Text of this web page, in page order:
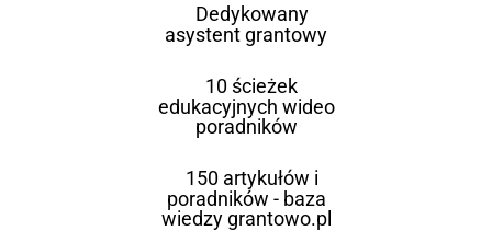
Dedykowany
asystent grantowy
10 ścieżek
edukacyjnych wideo
poradników
150 artykułów i
poradników - baza
wiedzy grantowo.pl